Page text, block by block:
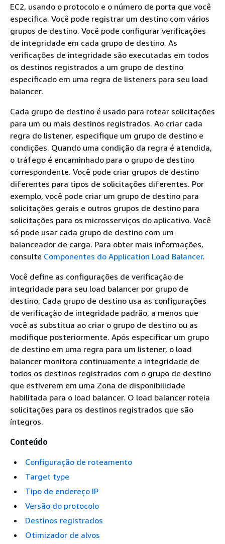
EC2, usando o protocolo e o número de porta que você
especifica. Você pode registrar um destino com vários
grupos de destino. Você pode configurar verificações
de integridade em cada grupo de destino. As
verificações de integridade são executadas em todos
os destinos registrados a um grupo de destino
especificado em uma regra de listeners para seu load
balancer.
Cada grupo de destino é usado para rotear solicitações
para um ou mais destinos registrados. Ao criar cada
regra do listener, especifique um grupo de destino e
condições. Quando uma condição da regra é atendida,
o tráfego é encaminhado para o grupo de destino
correspondente. Você pode criar grupos de destino
diferentes para tipos de solicitações diferentes. Por
exemplo, você pode criar um grupo de destino para
solicitações gerais e outros grupos de destino para
solicitações para os microsserviços do aplicativo. Você
só pode usar cada grupo de destino com um
balanceador de carga. Para obter mais informações,
consulte Componentes do Application Load Balancer.
Você define as configurações de verificação de
integridade para seu load balancer por grupo de
destino. Cada grupo de destino usa as configurações
de verificação de integridade padrão, a menos que
você as substitua ao criar o grupo de destino ou as
modifique posteriormente. Após especificar um grupo
de destino em uma regra para um listener, o load
balancer monitora continuamente a integridade de
todos os destinos registrados com o grupo de destino
que estiverem em uma Zona de disponibilidade
habilitada para o load balancer. O load balancer roteia
solicitações para os destinos registrados que são
íntegros.
Conteúdo
Configuração de roteamento
Target type
Tipo de endereço IP
Versão do protocolo
Destinos registrados
Otimizador de alvos